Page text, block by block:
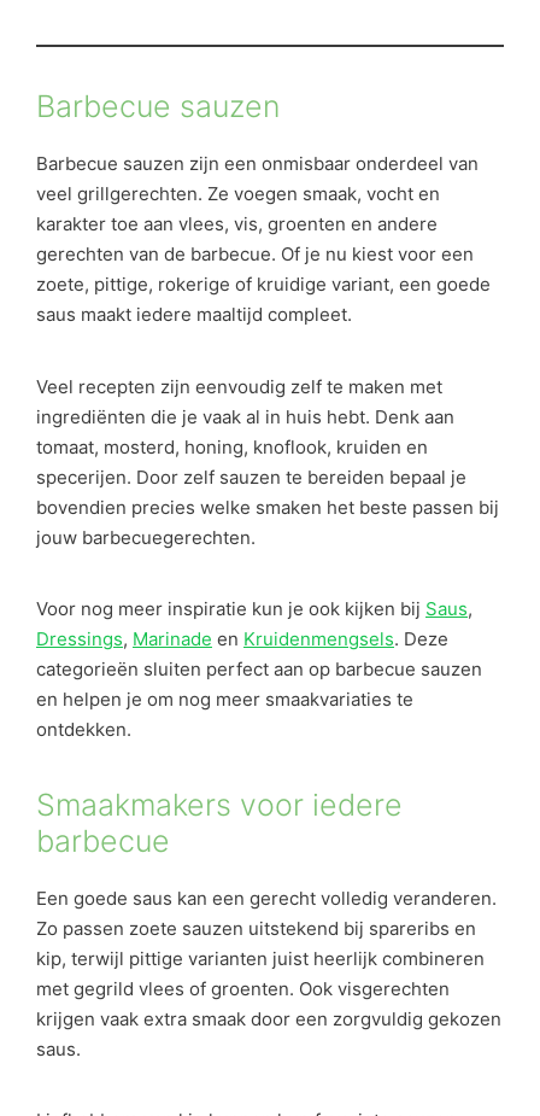
Barbecue sauzen
Barbecue sauzen zijn een onmisbaar onderdeel van
veel grillgerechten. Ze voegen smaak, vocht en
karakter toe aan vlees, vis, groenten en andere
gerechten van de barbecue. Of je nu kiest voor een
zoete, pittige, rokerige of kruidige variant, een goede
saus maakt iedere maaltijd compleet.
Veel recepten zijn eenvoudig zelf te maken met
ingrediënten die je vaak al in huis hebt. Denk aan
tomaat, mosterd, honing, knoflook, kruiden en
specerijen. Door zelf sauzen te bereiden bepaal je
bovendien precies welke smaken het beste passen bij
jouw barbecuegerechten.
Voor nog meer inspiratie kun je ook kijken bij Saus,
Dressings, Marinade en Kruidenmengsels. Deze
categorieën sluiten perfect aan op barbecue sauzen
en helpen je om nog meer smaakvariaties te
ontdekken.
Smaakmakers voor iedere
barbecue
Een goede saus kan een gerecht volledig veranderen.
Zo passen zoete sauzen uitstekend bij spareribs en
kip, terwijl pittige varianten juist heerlijk combineren
met gegrild vlees of groenten. Ook visgerechten
krijgen vaak extra smaak door een zorgvuldig gekozen
saus.